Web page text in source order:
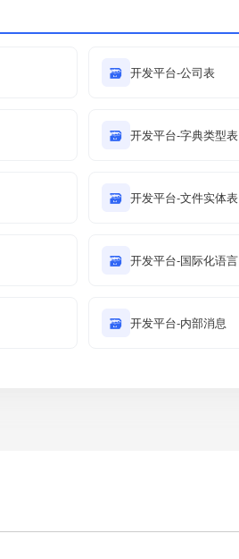
🗃 开发平台-公司表
🗃 开发平台-字典类型表
🗃 开发平台-文件实体表
🗃 开发平台-国际化语言
🗃 开发平台-内部消息